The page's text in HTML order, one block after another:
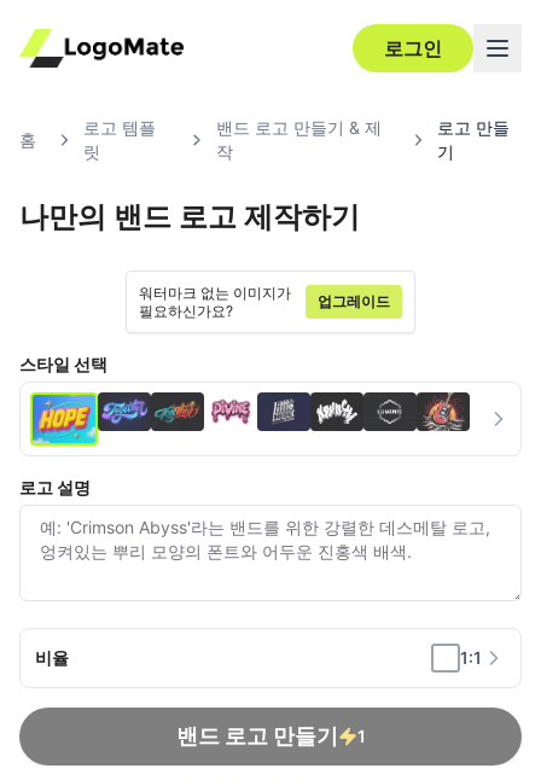
로그인
홈
로고 템플
릿
밴드 로고 만들기 & 제
작
로고 만들
기
나만의 밴드 로고 제작하기
Ultra‑HD 편집
워터마크 없는 이미지가
필요하신가요?
업그레이드
스타일 선택
로고 설명
비율 1:1
밴드 로고 만들기 1